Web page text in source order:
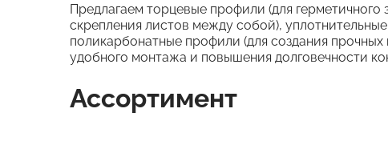
Предлагаем торцевые профили (для
скрепления листов между собой),
поликарбонатные профили (для создания
удобного монтажа и повышения долговечности
Ассортимент